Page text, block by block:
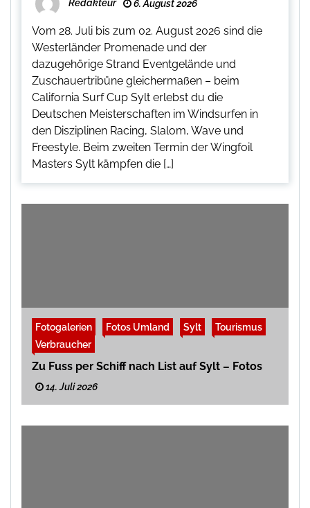
Redakteur 6. August 2026
Vom 28. Juli bis zum 02. August 2026 sind die
Westerländer Promenade und der
dazugehörige Strand Eventgelände und
Zuschauertribüne gleichermaßen – beim
California Surf Cup Sylt erlebst du die
Deutschen Meisterschaften im Windsurfen in
den Disziplinen Racing, Slalom, Wave und
Freestyle. Beim zweiten Termin der Wingfoil
Masters Sylt kämpfen die […]
Fotogalerien Fotos Umland Sylt
Tourismus
Verbraucher
Zu Fuss per Schiff nach List auf Sylt – Fotos
14. Juli 2026